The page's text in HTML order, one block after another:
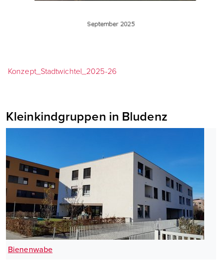
Konzept_Stadtwichtel_2025-26
Kleinkindgruppen in Bludenz
Bienenwabe